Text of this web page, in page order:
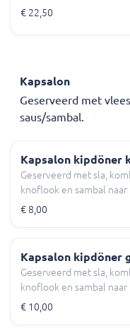
€ 22,50
Kapsalon
Geserveerd met
saus/sambal.
Kapsalon kipdöner
Geserveerd met sla,
knoflook en sambal naar
€ 8,00
Kapsalon kipdöner
Geserveerd met sla,
knoflook en sambal naar
€ 10,00